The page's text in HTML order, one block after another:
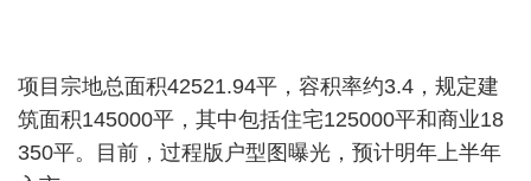
项目宗地总面积42521.94平，容积率约3.4，规定建
筑面积145000平，其中包括住宅125000平和商业18
350平。目前，过程版户型图曝光，预计明年上半年